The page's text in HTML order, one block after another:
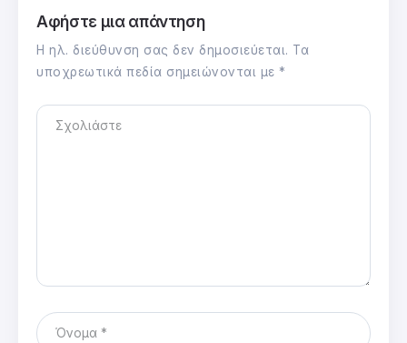
Αφήστε μια απάντηση
Η ηλ. διεύθυνση σας δεν δημοσιεύεται. Τα
υποχρεωτικά πεδία σημειώνονται με *